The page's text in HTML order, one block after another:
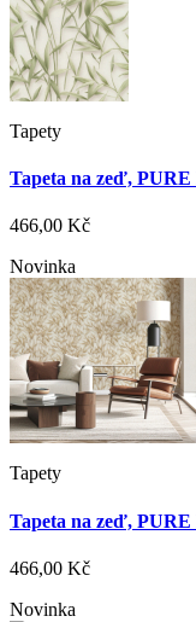
Tapety
Tapeta na zeď,
466,00 Kč
Novinka
Tapety
Tapeta na zeď,
466,00 Kč
Novinka